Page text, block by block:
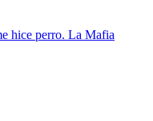
hice perro. La Mafia